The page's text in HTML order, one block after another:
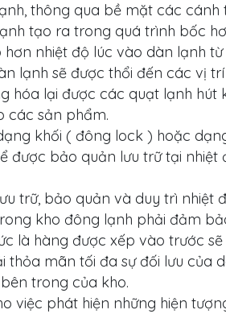
thông qua bề mặt các
tạo ra trong quá trình bốc
nhiệt độ lúc vào dàn lạnh
lạnh sẽ được thổi đến các vị
hóa lại được các quạt lạnh
các sản phẩm.
khối ( đông lock ) hoặc
được bảo quản lưu trữ tại nhiệt
trữ, bảo quản và duy trì nhiệt
kho đông lạnh phải đảm
là hàng được xếp vào trước
mãn tối đa sự đối lưu của
trong của kho.
việc phát hiện những hiện